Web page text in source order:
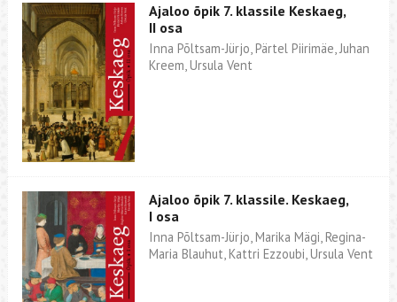
Ajaloo õpik 7. klassile Keskaeg,
II osa
Inna Põltsam-Jürjo, Pärtel Piirimäe, Juhan
Kreem, Ursula Vent
Ajaloo õpik 7. klassile. Keskaeg,
I osa
Inna Põltsam-Jürjo, Marika Mägi, Regina-
Maria Blauhut, Kattri Ezzoubi, Ursula Vent